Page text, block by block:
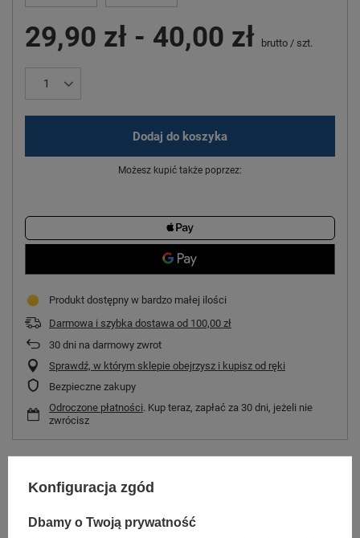
29,90 zł - 40,00 zł brutto / szt.
Dodaj do koszyka
Możesz kupić także poprzez:
Produkt dostępny w bardzo małej ilości
Darmowa i szybka dostawa od 100,00 zł
30 dni na darmowy zwrot
Sprawdź, w którym sklepie obejrzysz i kupisz od ręki
Bezpieczne zakupy
Odroczone płatności. Kup teraz, zapłać za 30 dni, jeżeli nie
zwrócisz
Wsuwane męskie buty WIND AQUASHOES marki Mares nie boją się
wody.
Przeznaczone są do zwiedzania plaż, kąpieli w zbiornikach ze skalistym
lub koralowym dnem.
Konfiguracja zgód
Dbamy o Twoją prywatność